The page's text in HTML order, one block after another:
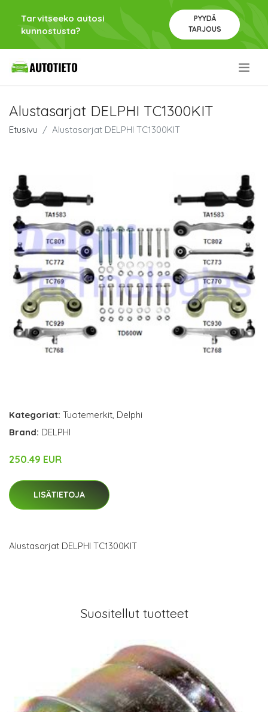
Tarvitseeko autosi
kunnostusta?
PYYDÄ
TARJOUS
Alustasarjat DELPHI TC1300KIT
Etusivu Alustasarjat DELPHI TC1300KIT
Kategoriat: Tuotemerkit, Delphi
Brand: DELPHI
250.49 EUR
LISÄTIETOJA
Alustasarjat DELPHI TC1300KIT
Suositellut tuotteet